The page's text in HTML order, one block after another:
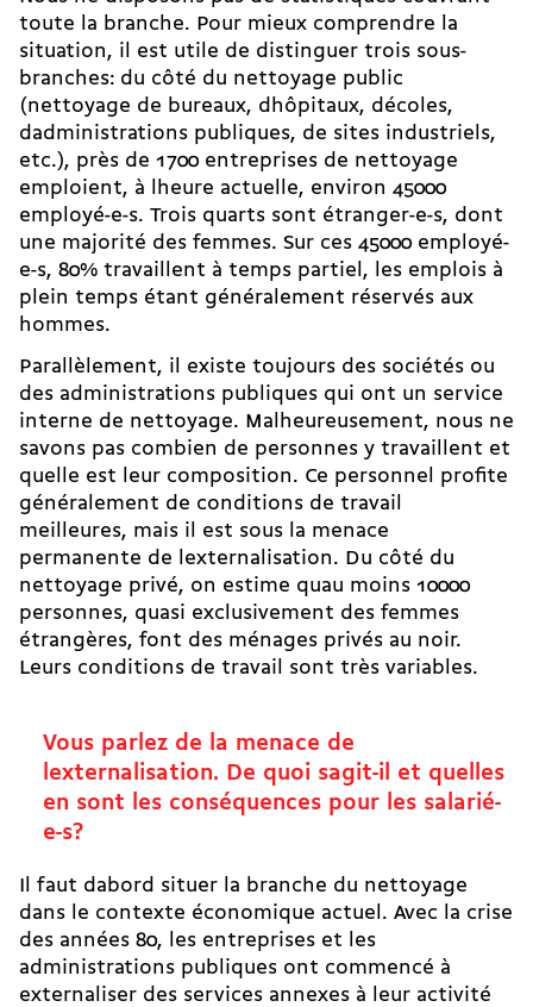
toute la branche. Pour mieux comprendre la
situation, il est utile de distinguer trois sous-
branches: du côté du nettoyage public
(nettoyage de bureaux, dhôpitaux, décoles,
dadministrations publiques, de sites industriels,
etc.), près de 1700 entreprises de nettoyage
emploient, à lheure actuelle, environ 45000
employé-e-s. Trois quarts sont étranger-e-s, dont
une majorité des femmes. Sur ces 45000 employé-
e-s, 80% travaillent à temps partiel, les emplois à
plein temps étant généralement réservés aux
hommes.
Parallèlement, il existe toujours des sociétés ou
des administrations publiques qui ont un service
interne de nettoyage. Malheureusement, nous ne
savons pas combien de personnes y travaillent et
quelle est leur composition. Ce personnel profite
généralement de conditions de travail
meilleures, mais il est sous la menace
permanente de lexternalisation. Du côté du
nettoyage privé, on estime quau moins 10000
personnes, quasi exclusivement des femmes
étrangères, font des ménages privés au noir.
Leurs conditions de travail sont très variables.
Vous parlez de la menace de
lexternalisation. De quoi sagit-il et quelles
en sont les conséquences pour les salarié-
e-s?
Il faut dabord situer la branche du nettoyage
dans le contexte économique actuel. Avec la crise
des années 80, les entreprises et les
administrations publiques ont commencé à
externaliser des services annexes à leur activité